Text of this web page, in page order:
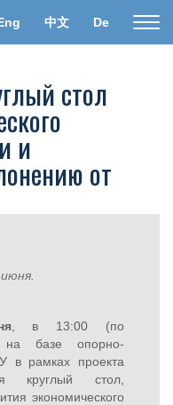
中文 De
стол
и
от
, в 13:00 (по
на базе опорно-
в рамках проекта
круглый стол,
экономического